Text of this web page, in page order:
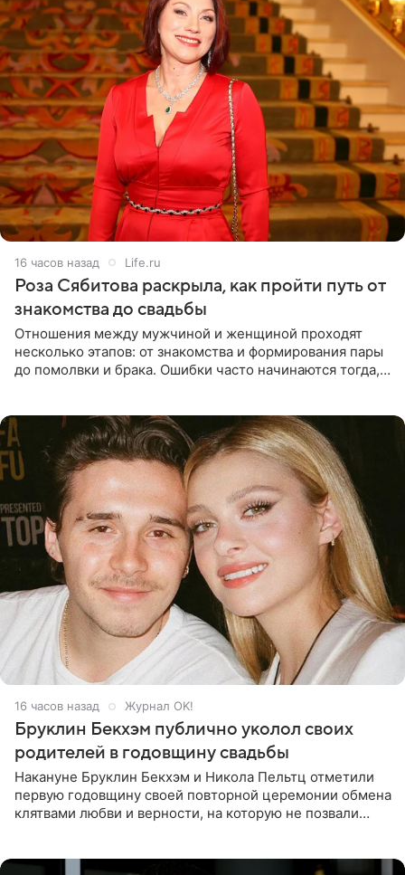
16 часов назад Life.ru
Роза Сябитова раскрыла, как пройти путь от
знакомства до свадьбы
Отношения между мужчиной и женщиной проходят
несколько этапов: от знакомства и формирования пары
до помолвки и брака. Ошибки часто начинаются тогда,
16 часов назад Журнал OK!
Бруклин Бекхэм публично уколол своих
родителей в годовщину свадьбы
Накануне Бруклин Бекхэм и Никола Пельтц отметили
первую годовщину своей повторной церемонии обмена
клятвами любви и верности, на которую не позвали